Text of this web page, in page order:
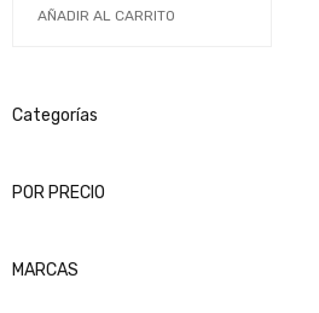
AÑADIR AL CARRITO
Categorías
POR PRECIO
MARCAS